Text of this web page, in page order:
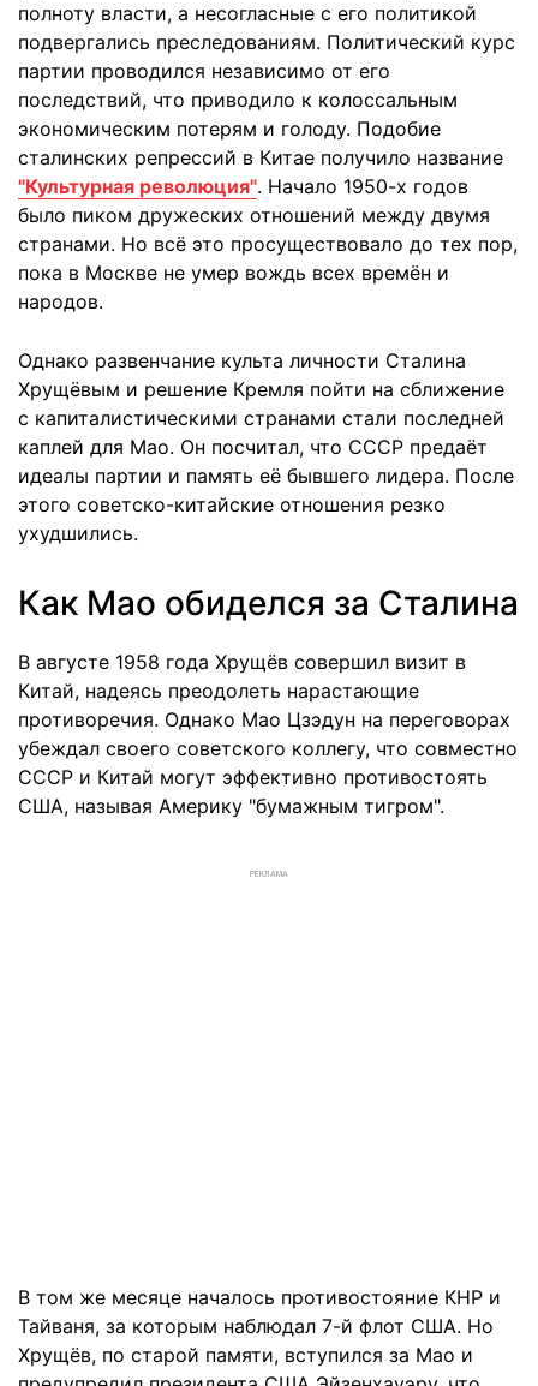
полноту власти, а несогласные с его политикой
подвергались преследованиям. Политический курс
партии проводился независимо от его
последствий, что приводило к колоссальным
экономическим потерям и голоду. Подобие
сталинских репрессий в Китае получило название
"Культурная революция". Начало 1950-х годов
было пиком дружеских отношений между двумя
странами. Но всё это просуществовало до тех пор,
пока в Москве не умер вождь всех времён и
народов.
Однако развенчание культа личности Сталина
Хрущёвым и решение Кремля пойти на сближение
с капиталистическими странами стали последней
каплей для Мао. Он посчитал, что СССР предаёт
идеалы партии и память её бывшего лидера. После
этого советско-китайские отношения резко
ухудшились.
Как Мао обиделся за Сталина
В августе 1958 года Хрущёв совершил визит в
Китай, надеясь преодолеть нарастающие
противоречия. Однако Мао Цзэдун на переговорах
убеждал своего советского коллегу, что совместно
СССР и Китай могут эффективно противостоять
США, называя Америку "бумажным тигром".
РЕКЛАМА
В том же месяце началось противостояние КНР и
Тайваня, за которым наблюдал 7-й флот США. Но
Хрущёв, по старой памяти, вступился за Мао и